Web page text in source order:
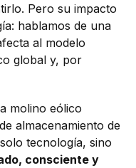
Pero su impacto
hablamos de una
al modelo
global y, por
molino eólico
almacenamiento de
tecnología, sino
consciente y